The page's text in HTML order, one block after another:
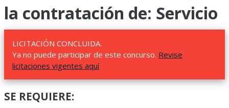
la contratación de: Servicio
LICITACIÓN CONCLUIDA.
Ya no puede participar de este concurso. Revise
licitaciones vigentes aquí
SE REQUIERE: